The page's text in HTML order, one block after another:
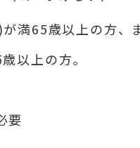
満65歳以上の方、
以上の方。
要